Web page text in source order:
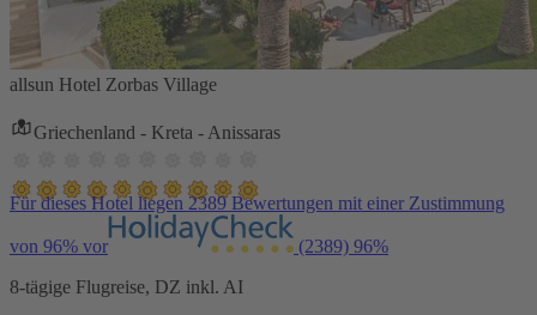
allsun Hotel Zorbas Village
Griechenland - Kreta - Anissaras
Für dieses Hotel liegen 2389 Bewertungen mit einer Zustimmung
von 96% vor (2389) 96%
8-tägige Flugreise, DZ inkl. AI